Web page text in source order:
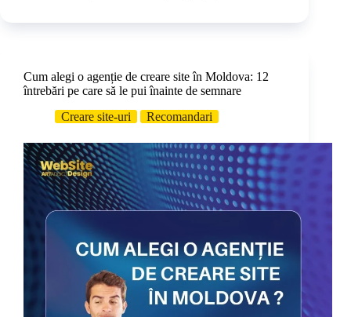
Cum alegi o agenție de creare site în Moldova: 12
întrebări pe care să le pui înainte de semnare
Creare site-uri
Recomandari